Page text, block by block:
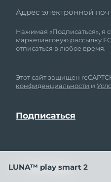
Адрес электронной
Нажимая «Подписаться», я
маркетинговую рассылку
отписаться в любое время.
Этот сайт защищен
конфиденциальности и
ПОМОЩЬ
LUNA™ play smart 2